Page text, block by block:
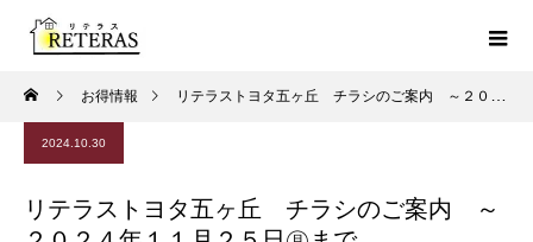
お得情報 リテラストヨタ五ヶ丘 チラシのご案内 ～２０２４年１１月２５日㊊まで
2024.10.30
リテラストヨタ五ヶ丘 チラシのご案内 ～